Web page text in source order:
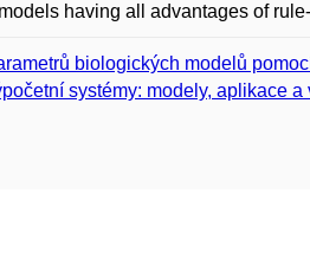
having all advantages of
biologických modelů
systémy: modely, aplikace a